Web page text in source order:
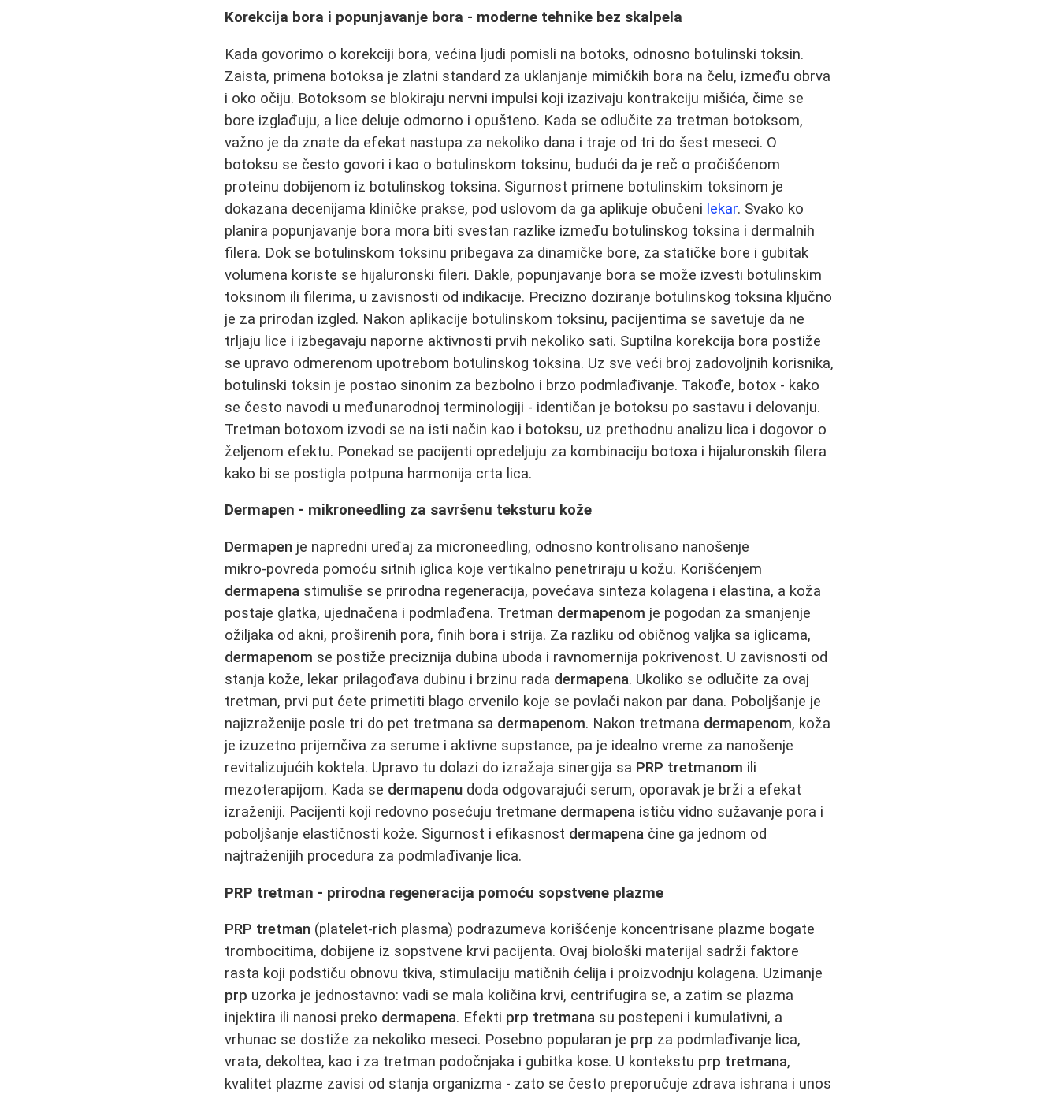
Korekcija bora i popunjavanje bora - moderne tehnike bez skalpela
Kada govorimo o korekciji bora, većina ljudi pomisli na botoks, odnosno botulinski toksin.
Zaista, primena botoksa je zlatni standard za uklanjanje mimičkih bora na čelu, između obrva
i oko očiju. Botoksom se blokiraju nervni impulsi koji izazivaju kontrakciju mišića, čime se
bore izglađuju, a lice deluje odmorno i opušteno. Kada se odlučite za tretman botoksom,
važno je da znate da efekat nastupa za nekoliko dana i traje od tri do šest meseci. O
botoksu se često govori i kao o botulinskom toksinu, budući da je reč o pročišćenom
proteinu dobijenom iz botulinskog toksina. Sigurnost primene botulinskim toksinom je
dokazana decenijama kliničke prakse, pod uslovom da ga aplikuje obučeni lekar. Svako ko
planira popunjavanje bora mora biti svestan razlike između botulinskog toksina i dermalnih
filera. Dok se botulinskom toksinu pribegava za dinamičke bore, za statičke bore i gubitak
volumena koriste se hijaluronski fileri. Dakle, popunjavanje bora se može izvesti botulinskim
toksinom ili filerima, u zavisnosti od indikacije. Precizno doziranje botulinskog toksina ključno
je za prirodan izgled. Nakon aplikacije botulinskom toksinu, pacijentima se savetuje da ne
trljaju lice i izbegavaju naporne aktivnosti prvih nekoliko sati. Suptilna korekcija bora postiže
se upravo odmerenom upotrebom botulinskog toksina. Uz sve veći broj zadovoljnih korisnika,
botulinski toksin je postao sinonim za bezbolno i brzo podmlađivanje. Takođe, botox - kako
se često navodi u međunarodnoj terminologiji - identičan je botoksu po sastavu i delovanju.
Tretman botoxom izvodi se na isti način kao i botoksu, uz prethodnu analizu lica i dogovor o
željenom efektu. Ponekad se pacijenti opredeljuju za kombinaciju botoxa i hijaluronskih filera
kako bi se postigla potpuna harmonija crta lica.
Dermapen - mikroneedling za savršenu teksturu kože
Dermapen je napredni uređaj za microneedling, odnosno kontrolisano nanošenje
mikro‑povreda pomoću sitnih iglica koje vertikalno penetriraju u kožu. Korišćenjem
dermapena stimuliše se prirodna regeneracija, povećava sinteza kolagena i elastina, a koža
postaje glatka, ujednačena i podmlađena. Tretman dermapenom je pogodan za smanjenje
ožiljaka od akni, proširenih pora, finih bora i strija. Za razliku od običnog valjka sa iglicama,
dermapenom se postiže preciznija dubina uboda i ravnomernija pokrivenost. U zavisnosti od
stanja kože, lekar prilagođava dubinu i brzinu rada dermapena. Ukoliko se odlučite za ovaj
tretman, prvi put ćete primetiti blago crvenilo koje se povlači nakon par dana. Poboljšanje je
najizraženije posle tri do pet tretmana sa dermapenom. Nakon tretmana dermapenom, koža
je izuzetno prijemčiva za serume i aktivne supstance, pa je idealno vreme za nanošenje
revitalizujućih koktela. Upravo tu dolazi do izražaja sinergija sa PRP tretmanom ili
mezoterapijom. Kada se dermapenu doda odgovarajući serum, oporavak je brži a efekat
izraženiji. Pacijenti koji redovno posećuju tretmane dermapena ističu vidno sužavanje pora i
poboljšanje elastičnosti kože. Sigurnost i efikasnost dermapena čine ga jednom od
najtraženijih procedura za podmlađivanje lica.
PRP tretman - prirodna regeneracija pomoću sopstvene plazme
PRP tretman (platelet‑rich plasma) podrazumeva korišćenje koncentrisane plazme bogate
trombocitima, dobijene iz sopstvene krvi pacijenta. Ovaj biološki materijal sadrži faktore
rasta koji podstiču obnovu tkiva, stimulaciju matičnih ćelija i proizvodnju kolagena. Uzimanje
prp uzorka je jednostavno: vadi se mala količina krvi, centrifugira se, a zatim se plazma
injektira ili nanosi preko dermapena. Efekti prp tretmana su postepeni i kumulativni, a
vrhunac se dostiže za nekoliko meseci. Posebno popularan je prp za podmlađivanje lica,
vrata, dekoltea, kao i za tretman podočnjaka i gubitka kose. U kontekstu prp tretmana,
kvalitet plazme zavisi od stanja organizma - zato se često preporučuje zdrava ishrana i unos